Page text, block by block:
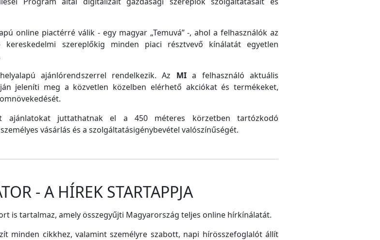
online piactérré válik - egy magyar „Temuvá” -, ahol a felhasználók az
szereplőkig minden piaci résztvevő kínálatát egyetlen
ajánlórendszerrel rendelkezik. Az MIa felhasználó aktuális
jeleníti meg a közvetlen közelben elérhető akciókat és termékeket,
ajánlatokat juttathatnak el a 450 méteres körzetben tartózkodó
vásárlás és a szolgáltatásigénybevétel valószínűségét.
- A HÍREK STARTAPPJA
is tartalmaz, amely összegyűjti Magyarország teljes online hírkínálatát.
minden cikkhez, valamint személyre szabott, napi hírösszefoglalót állít